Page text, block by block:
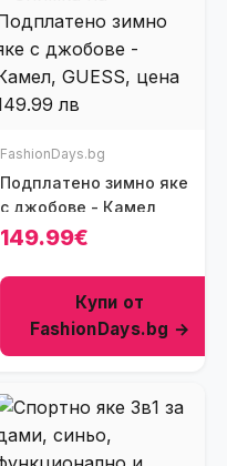
FashionDays.bg
Подплатено зимно яке
с джобове - Камел
149.99€
Купи от
FashionDays.bg →